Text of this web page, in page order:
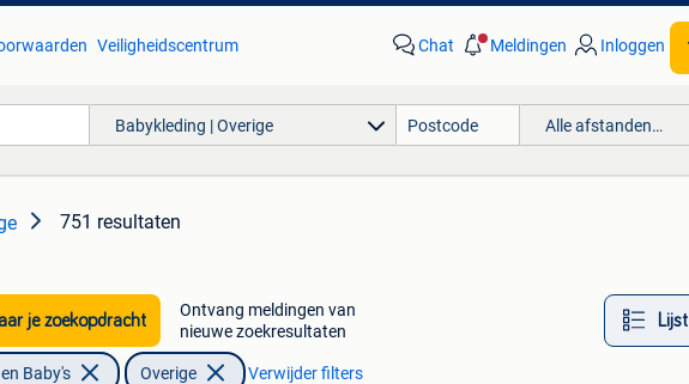
Veiligheidscentrum Chat Meldingen Inloggen
Babykleding | Overige Alle afstanden…
751 resultaten
je zoekopdracht
Ontvang meldingen van
nieuwe zoekresultaten
Lijst
Baby's Overige Verwijder filters